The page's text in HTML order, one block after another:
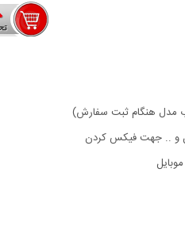
مدل هنگام ثبت سفارش)
و .. جهت فیکس کردن